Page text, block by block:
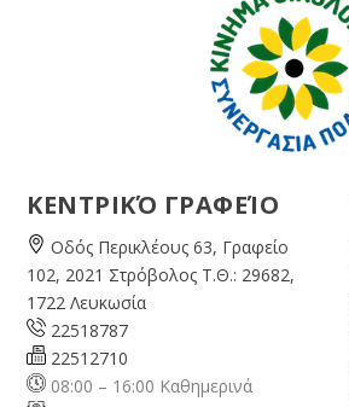
ΚΕΝΤΡΙΚΌ ΓΡΑΦΕΊΟ
Οδός Περικλέους 63, Γραφείο
102, 2021 Στρόβολος Τ.Θ.: 29682,
1722 Λευκωσία
22518787
22512710
08:00 – 16:00 Καθημερινά